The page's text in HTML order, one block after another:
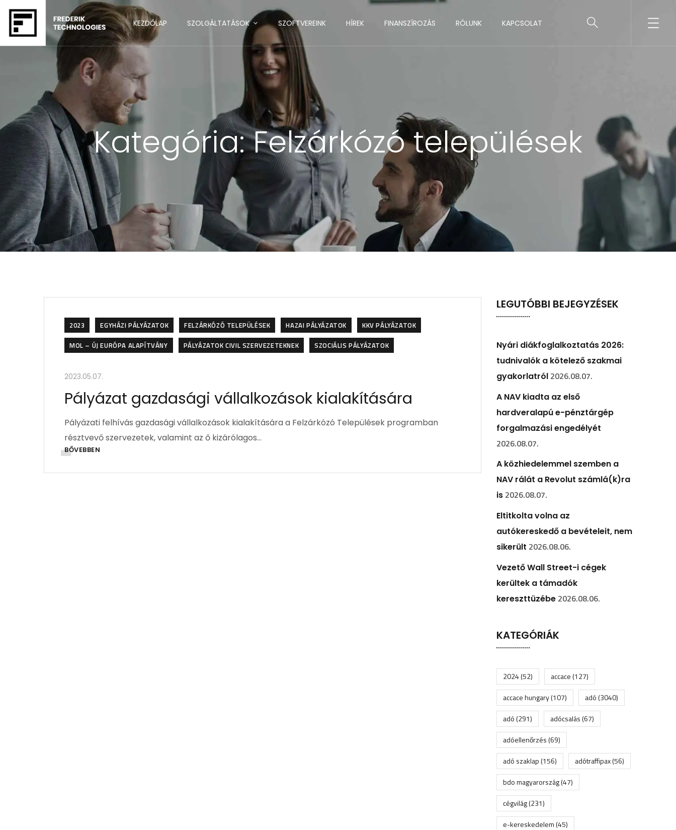
KEZDŐLAP SZOLGÁLTATÁSOK SZOFTVEREINK HÍREK FINANSZÍROZÁS RÓLUNK KAPCSOLAT
Kategória:Felzárkózó települések
2023 EGYHÁZI PÁLYÁZATOK FELZÁRKÓZÓ TELEPÜLÉSEK HAZAI PÁLYÁZATOK
KKV PÁLYÁZATOK
MOL – ÚJ EURÓPA ALAPÍTVÁNY
PÁLYÁZATOK CIVIL SZERVEZETEKNEK SZOCIÁLIS PÁLYÁZATOK
2023.05.07.
Pályázat gazdasági vállalkozások kialakítására
Pályázati felhívás gazdasági vállalkozások kialakítására a Felzárkózó Települések programban
résztvevő szervezetek, valamint az ő kizárólagos…
BŐVEBBEN
LEGUTÓBBI BEJEGYZÉSEK
Nyári diákfoglalkoztatás 2026:
tudnivalók a kötelező szakmai
gyakorlatról 2026.08.07.
A NAV kiadta az első
hardveralapú e-pénztárgép
forgalmazási engedélyét
2026.08.07.
A közhiedelemmel szemben a
NAV rálát a Revolut számlá(k)ra
is 2026.08.07.
Eltitkolta volna az
autókereskedő a bevételeit, nem
sikerült 2026.08.06.
Vezető Wall Street-i cégek
kerültek a támadók
kereszttüzébe 2026.08.06.
KATEGÓRIÁK
2024(52) accace(127)
accace hungary(107) adó(3040)
adó(291) adócsalás(67)
adóellenőrzés(69)
adó szaklap(156) adótraffipax(56)
bdo magyarország(47)
cégvilág(231)
e-kereskedelem(45)